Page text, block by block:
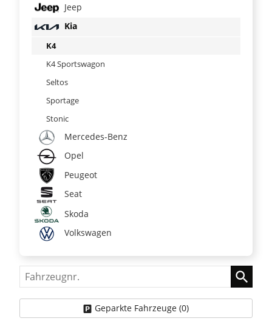
Jeep
Kia
K4
K4 Sportswagon
Seltos
Sportage
Stonic
Mercedes-Benz
Opel
Peugeot
Seat
Skoda
Volkswagen
Fahrzeugnr.
Geparkte Fahrzeuge (0)